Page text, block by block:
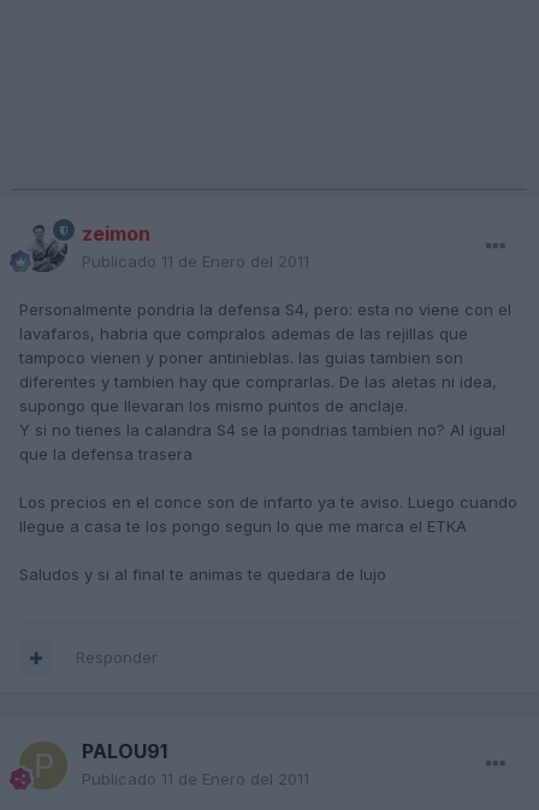
zeimon
Publicado 11 de Enero del 2011
Personalmente pondria la defensa S4, pero: esta no viene con el
lavafaros, habria que compralos ademas de las rejillas que
tampoco vienen y poner antinieblas. las guias tambien son
diferentes y tambien hay que comprarlas. De las aletas ni idea,
supongo que llevaran los mismo puntos de anclaje.
Y si no tienes la calandra S4 se la pondrias tambien no? Al igual
que la defensa trasera
Los precios en el conce son de infarto ya te aviso. Luego cuando
llegue a casa te los pongo segun lo que me marca el ETKA
Saludos y si al final te animas te quedara de lujo
Responder
PALOU91
Publicado 11 de Enero del 2011